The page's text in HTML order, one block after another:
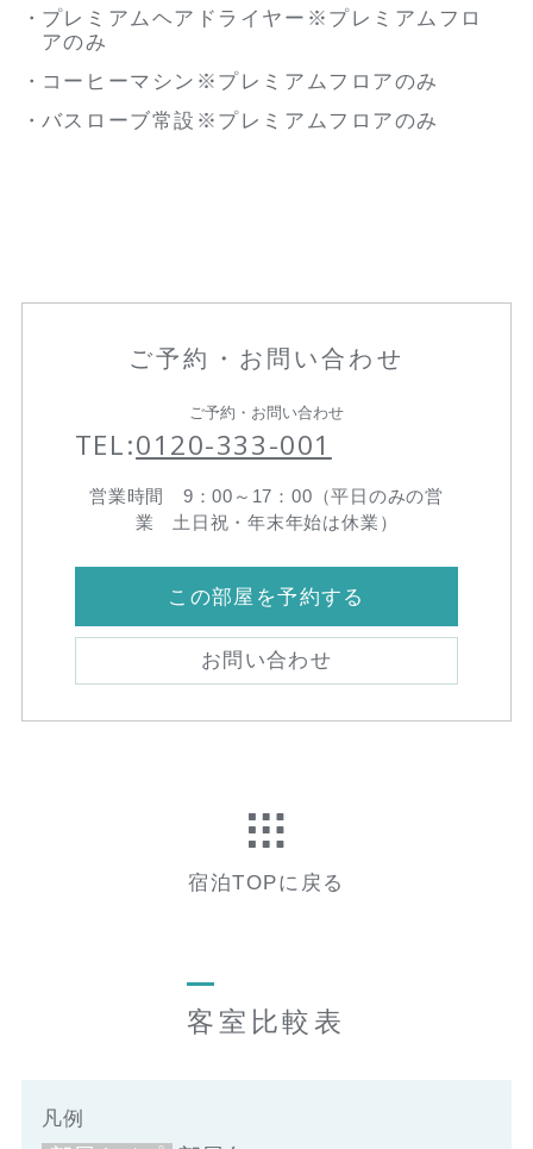
プレミアムヘアドライヤー※プレミアムフロ
アのみ
コーヒーマシン※プレミアムフロアのみ
バスローブ常設※プレミアムフロアのみ
ご予約・お問い合わせ
ご予約・お問い合わせ
TEL:0120-333-001
営業時間 9：00～17：00（平日のみの営
業 土日祝・年末年始は休業）
この部屋を予約する
お問い合わせ
宿泊TOPに戻る
客室比較表
凡例